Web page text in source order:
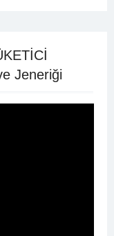
Jeneriği